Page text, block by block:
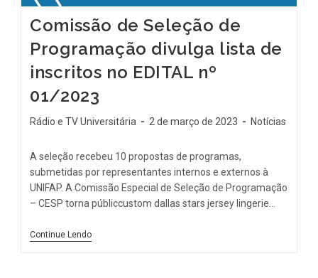
Comissão de Seleção de
Programação divulga lista de
inscritos no EDITAL nº
01/2023
Rádio e TV Universitária 2 de março de 2023 Notícias
A seleção recebeu 10 propostas de programas,
submetidas por representantes internos e externos à
UNIFAP. A Comissão Especial de Seleção de Programação
– CESP torna públiccustom dallas stars jersey lingerie…
Continue Lendo